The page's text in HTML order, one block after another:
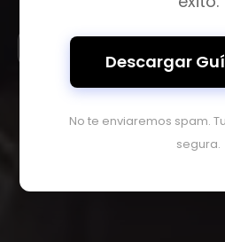
Ver propiedades
Descargar
No te enviaremos spam.
segura.